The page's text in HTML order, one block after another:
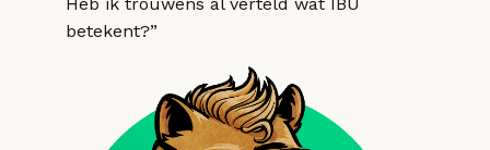
betekent?”